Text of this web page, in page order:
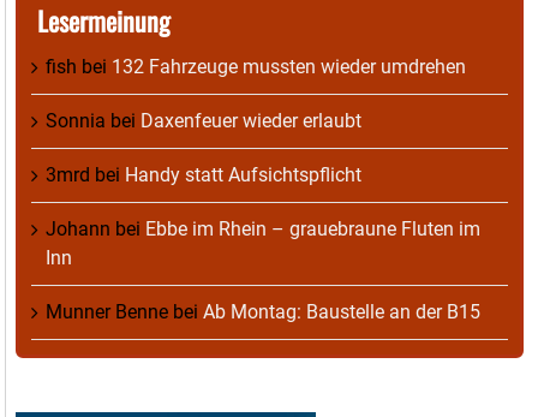
Lesermeinung
fish bei 132 Fahrzeuge mussten wieder umdrehen
Sonnia bei Daxenfeuer wieder erlaubt
3mrd bei Handy statt Aufsichtspflicht
Johann bei Ebbe im Rhein – grauebraune Fluten im
Inn
Munner Benne bei Ab Montag: Baustelle an der B15